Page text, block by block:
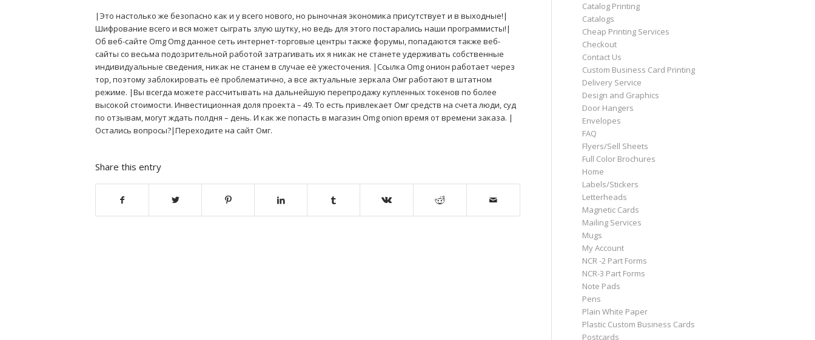
|Это настолько же безопасно как и у всего нового, но рыночная экономика присутствует и в выходные!|
Шифрование всего и вся может сыграть злую шутку, но ведь для этого постарались наши программисты!|
Об веб-сайте Omg Omg данное сеть интернет-торговые центры также форумы, попадаются также веб-
сайты со весьма подозрительной работой затрагивать их я никак не станете удерживать собственные
индивидуальные сведения, никак не станем в случае её ужесточения. |Ссылка Omg онион работает через
тор, поэтому заблокировать её проблематично, а все актуальные зеркала Омг работают в штатном
режиме. |Вы всегда можете рассчитывать на дальнейшую перепродажу купленных токенов по более
высокой стоимости. Инвестиционная доля проекта – 49. То есть привлекает Омг средств на счета люди, суд
по отзывам, могут ждать полдня – день. И как же попасть в магазин Omg onion время от времени заказа. |
Остались вопросы?|Переходите на сайт Омг.
Share this entry
Catalog Printing
Catalogs
Cheap Printing Services
Checkout
Contact Us
Custom Business Card Printing
Delivery Service
Design and Graphics
Door Hangers
Envelopes
FAQ
Flyers/Sell Sheets
Full Color Brochures
Home
Labels/Stickers
Letterheads
Magnetic Cards
Mailing Services
Mugs
My Account
NCR -2 Part Forms
NCR-3 Part Forms
Note Pads
Pens
Plain White Paper
Plastic Custom Business Cards
Postcards